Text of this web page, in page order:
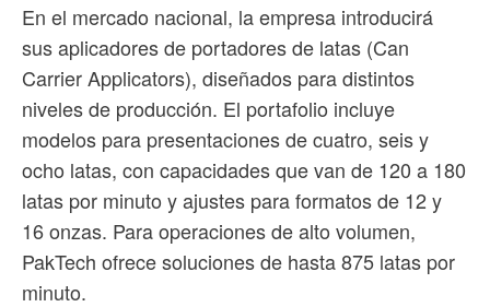
En el mercado nacional, la empresa introducirá
sus aplicadores de portadores de latas (Can
Carrier Applicators), diseñados para distintos
niveles de producción. El portafolio incluye
modelos para presentaciones de cuatro, seis y
ocho latas, con capacidades que van de 120 a 180
latas por minuto y ajustes para formatos de 12 y
16 onzas. Para operaciones de alto volumen,
PakTech ofrece soluciones de hasta 875 latas por
minuto.